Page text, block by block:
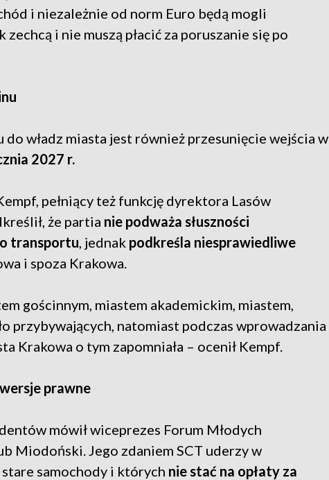
i niezależnie od norm Euro będą mogli
i nie muszą płacić za poruszanie się po
władz miasta jest również przesunięcie wejścia w
2027 r.
pełniący też funkcję dyrektora Lasów
że partia nie podważa słuszności
transportu , jednak podkreśla niesprawiedliwe
i spoza Krakowa.
gościnnym, miastem akademickim, miastem,
przybywających, natomiast podczas wprowadzania
Krakowa o tym zapomniała – ocenił Kempf.
prawne
mówił wiceprezes Forum Młodych
Miodoński. Jego zdaniem SCT uderzy w
samochody i których nie stać na opłaty za